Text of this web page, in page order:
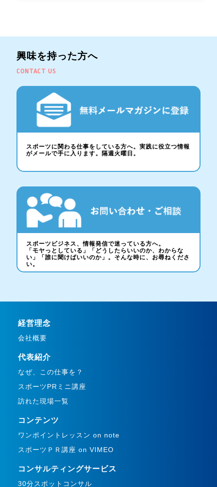
興味を持った方へ
CONTACT US
スポーツに関わる仕事をしている方へ。実践に役立つ情報
がメールで手に入ります。隔週火曜日。
スポーツビジネス、情報発信で迷っている方へ。
「モヤっとしている」「どうしたらいいのか、わからな
い」「誰に聞けばいいのか」。そんな時に、お尋ねくださ
い。
経営理念
会社概要
代表紹介
なぜ、この仕事を？
スポーツPRミニ講座
訪れた現場一覧
コンテンツ
ワンポイントレッスン on note
スポーツＰＲ講座 on VIMEO
コンサルティングサービス
30分スポットコンサル